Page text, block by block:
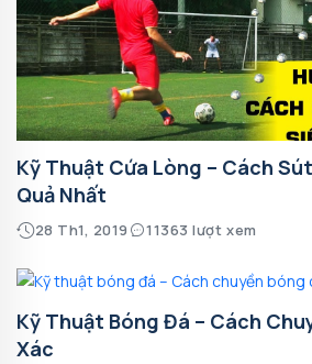
Kỹ Thuật Cứa Lòng – Cách
Quả Nhất
28 Th1, 2019 11363 lượt xem
Kỹ Thuật Bóng Đá – Cách
Xác